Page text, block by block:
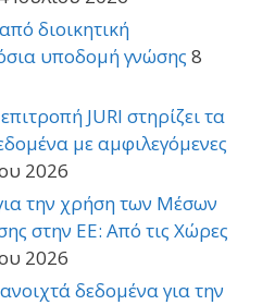
διοικητική
υποδομή γνώσης 8
JURI στηρίζει τα
με αμφιλεγόμενες
2026
την χρήση των Μέσων
στην ΕΕ: Από τις Χώρες
2026
δεδομένα για την